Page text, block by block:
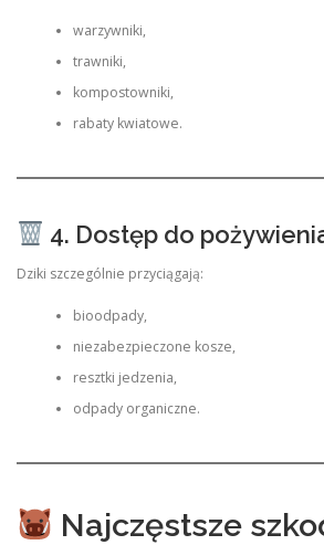
warzywniki,
trawniki,
kompostowniki,
rabaty kwiatowe.
4. Dostęp do
Dziki szczególnie przyciągają:
bioodpady,
niezabezpieczone kosze,
resztki jedzenia,
odpady organiczne.
Najczęstsze